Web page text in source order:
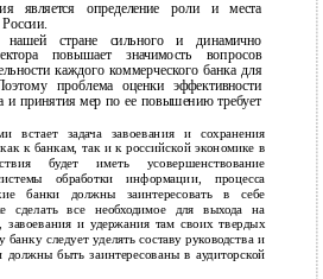
является определение роли и места
стране сильного и динамично
повышает значимость вопросов
каждого коммерческого банка для
проблема оценки эффективности
и принятия мер по ее повышению требует
встает задача завоевания и сохранения
к банкам, так и к российской экономике в
будет иметь усовершенствование
обработки информации, процесса
банки должны заинтересовать в себе
сделать все необходимое для выхода на
и удержания там своих твердых
следует уделять составу руководства и
быть заинтересованы в аудиторской